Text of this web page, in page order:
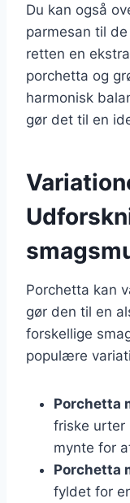
Du kan også
parmesan til
retten en
porchetta og
harmonisk
gør det til en
Porchetta kan
gør den til en
forskellige
populære
Porchetta
friske urter
mynte for
Porchetta
fyldet for